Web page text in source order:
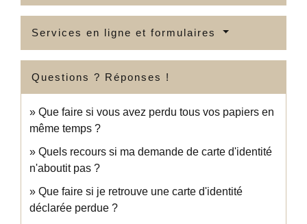
Services en ligne et formulaires
Questions ? Réponses !
Que faire si vous avez perdu tous vos papiers en
même temps ?
Quels recours si ma demande de carte d'identité
n'aboutit pas ?
Que faire si je retrouve une carte d'identité
déclarée perdue ?